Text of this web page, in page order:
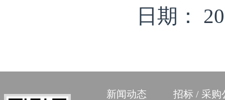
日期： 2025
新闻动态 招标 / 采购